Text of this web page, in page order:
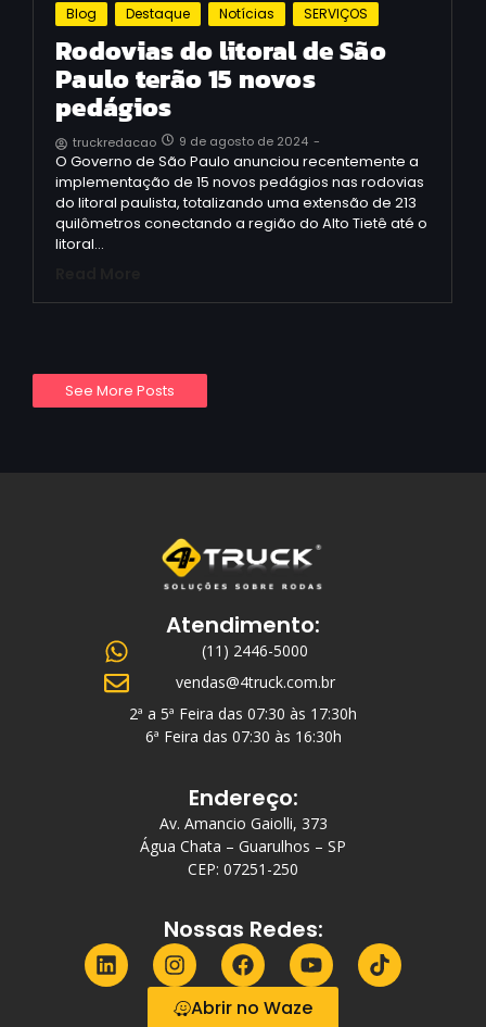
Blog Destaque Notícias SERVIÇOS
Rodovias do litoral de São
Paulo terão 15 novos
pedágios
truckredacao 9 de agosto de 2024 -
O Governo de São Paulo anunciou recentemente a
implementação de 15 novos pedágios nas rodovias
do litoral paulista, totalizando uma extensão de 213
quilômetros conectando a região do Alto Tietê até o
litoral…
See More Posts
Atendimento:
(11) 2446-5000
vendas@4truck.com.br
2ª a 5ª Feira das 07:30 às 17:30h
6ª Feira das 07:30 às 16:30h
Endereço:
Av. Amancio Gaiolli, 373
Água Chata – Guarulhos – SP
CEP: 07251-250
Nossas Redes:
Abrir no Waze